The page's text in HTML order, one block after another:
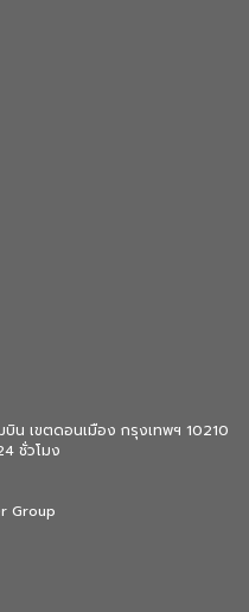
น เขตดอนเมือง กรุงเทพฯ 10210
ชั่วโมง
Group